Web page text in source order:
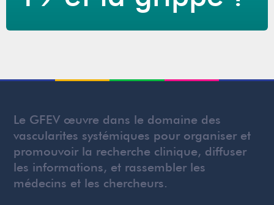
Le GFEV œuvre dans le domaine des
vascularites systémiques pour organiser et
promouvoir la recherche clinique, diffuser
les informations, et rassembler les
médecins et les chercheurs.